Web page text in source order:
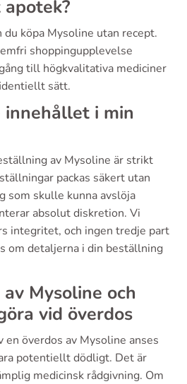
du köpa Mysoline utan recept.
shoppingupplevelse
till högkvalitativa mediciner
sätt.
innehållet i min
av Mysoline är strikt
packas säkert utan
som skulle kunna avslöja
absolut diskretion. Vi
integritet, och ingen tredje part
om detaljerna i din beställning
Mysoline och
vid överdos
överdos av Mysoline anses
potentiellt dödligt. Det är
medicinsk rådgivning. Om